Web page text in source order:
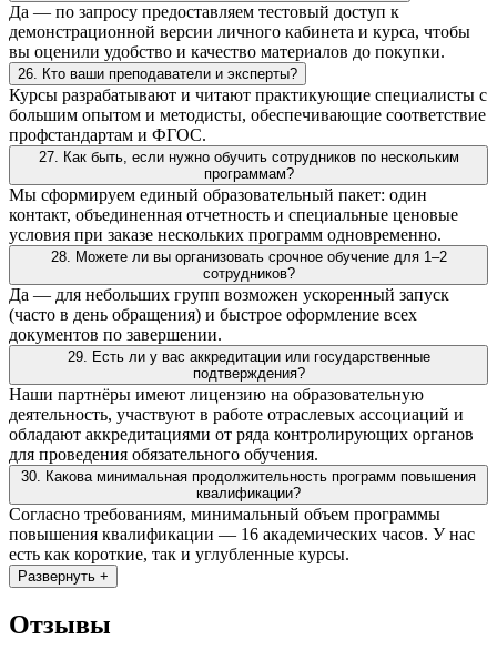
Да — по запросу предоставляем тестовый доступ к
демонстрационной версии личного кабинета и курса, чтобы
вы оценили удобство и качество материалов до покупки.
26. Кто ваши преподаватели и эксперты?
Курсы разрабатывают и читают практикующие специалисты с
большим опытом и методисты, обеспечивающие соответствие
профстандартам и ФГОС.
27. Как быть, если нужно обучить сотрудников по нескольким
программам?
Мы сформируем единый образовательный пакет: один
контакт, объединенная отчетность и специальные ценовые
условия при заказе нескольких программ одновременно.
28. Можете ли вы организовать срочное обучение для 1–2
сотрудников?
Да — для небольших групп возможен ускоренный запуск
(часто в день обращения) и быстрое оформление всех
документов по завершении.
29. Есть ли у вас аккредитации или государственные
подтверждения?
Наши партнёры имеют лицензию на образовательную
деятельность, участвуют в работе отраслевых ассоциаций и
обладают аккредитациями от ряда контролирующих органов
для проведения обязательного обучения.
30. Какова минимальная продолжительность программ повышения
квалификации?
Согласно требованиям, минимальный объем программы
повышения квалификации — 16 академических часов. У нас
есть как короткие, так и углубленные курсы.
Развернуть +
Отзывы